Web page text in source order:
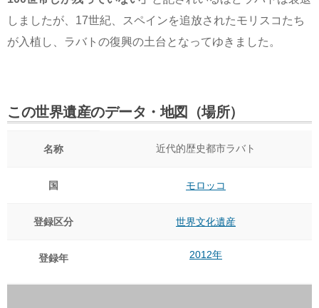
しましたが、17世紀、スペインを追放されたモリスコたち
が入植し、ラバトの復興の土台となってゆきました。
この世界遺産のデータ・地図（場所）
名称 近代的歴史都市ラバト
国 モロッコ
登録区分 世界文化遺産
登録年 2012年